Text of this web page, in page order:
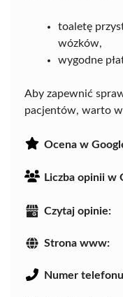
toaletę
wózków,
wygodne
Aby zapewnić
pacjentów, warto
Ocena w
Liczba opinii w
Czytaj opinie:
Strona www:
Numer